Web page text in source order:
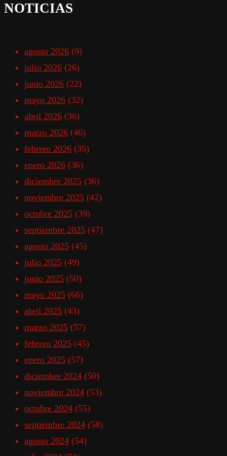
NOTICIAS
agosto 2026 (9)
julio 2026 (26)
junio 2026 (22)
mayo 2026 (32)
abril 2026 (36)
marzo 2026 (46)
febrero 2026 (35)
enero 2026 (36)
diciembre 2025 (36)
noviembre 2025 (42)
octubre 2025 (39)
septiembre 2025 (47)
agosto 2025 (45)
julio 2025 (49)
junio 2025 (50)
mayo 2025 (66)
abril 2025 (43)
marzo 2025 (57)
febrero 2025 (45)
enero 2025 (57)
diciembre 2024 (50)
noviembre 2024 (53)
octubre 2024 (55)
septiembre 2024 (58)
agosto 2024 (54)